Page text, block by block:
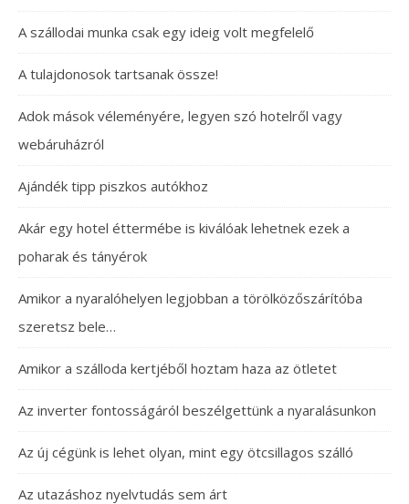
A szállodai munka csak egy ideig volt megfelelő
A tulajdonosok tartsanak össze!
Adok mások véleményére, legyen szó hotelről vagy
webáruházról
Ajándék tipp piszkos autókhoz
Akár egy hotel éttermébe is kiválóak lehetnek ezek a
poharak és tányérok
Amikor a nyaralóhelyen legjobban a törölközőszárítóba
szeretsz bele…
Amikor a szálloda kertjéből hoztam haza az ötletet
Az inverter fontosságáról beszélgettünk a nyaralásunkon
Az új cégünk is lehet olyan, mint egy ötcsillagos szálló
Az utazáshoz nyelvtudás sem árt